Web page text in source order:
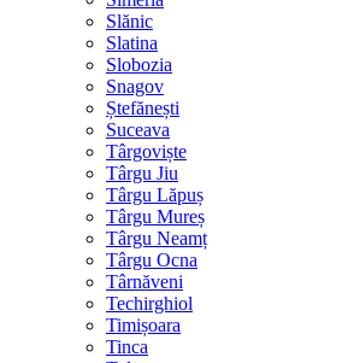
Slănic
Slatina
Slobozia
Snagov
Ștefănești
Suceava
Târgoviște
Târgu Jiu
Târgu Lăpuș
Târgu Mureș
Târgu Neamț
Târgu Ocna
Târnăveni
Techirghiol
Timișoara
Tinca